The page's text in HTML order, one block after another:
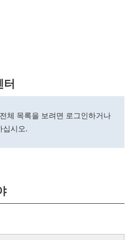
터
체 목록을 보려면 로그인하거나
십시오.